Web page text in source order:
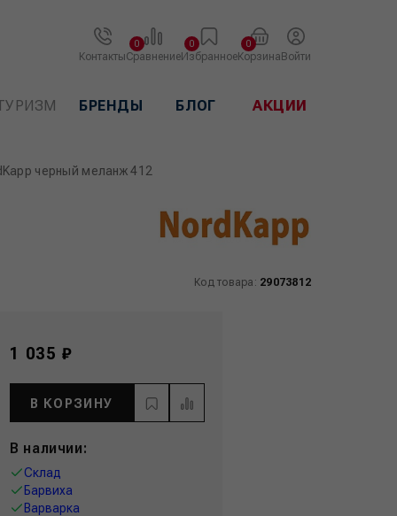
КонтактыСравнение
0
Избранное
0
Корзина
0
Войти
БРЕНДЫ БЛОГ АКЦИИ
черный меланж 412
Код товара: 29073812
1 035 ₽
В КОРЗИНУ
В наличии:
Склад
Барвиха
Варварка